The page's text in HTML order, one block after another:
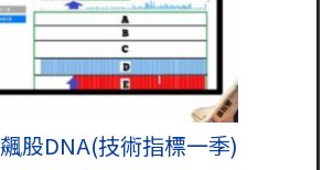
股DNA(技術指標一季)